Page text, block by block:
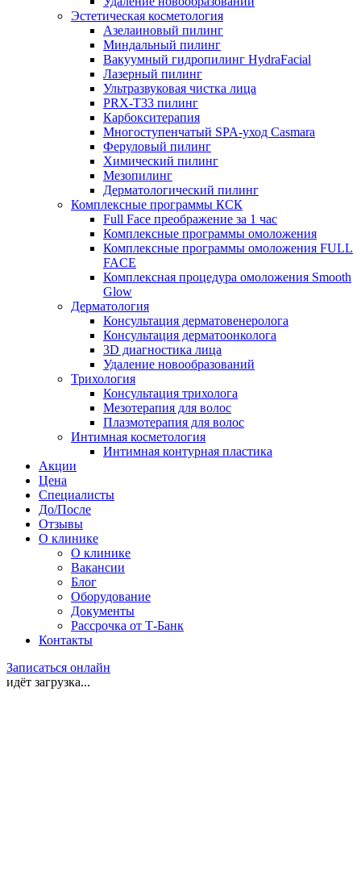
Эстетическая косметология
Азелаиновый пилинг
Миндальный пилинг
Вакуумный гидропилинг HydraFacial
Лазерный пилинг
Ультразвуковая чистка лица
PRX-T33 пилинг
Карбокситерапия
Многоступенчатый SPA-уход Сasmara
Феруловый пилинг
Химический пилинг
Мезопилинг
Дерматологический пилинг
Комплексные программы КСК
Full Face преображение за 1 час
Комплексные программы омоложения
Комплексные программы омоложения FULL
FACE
Комплексная процедура омоложения Smooth
Glow
Дерматология
Консультация дерматовенеролога
Консультация дерматоонколога
3D диагностика лица
Удаление новообразований
Трихология
Консультация трихолога
Мезотерапия для волос
Плазмотерапия для волос
Интимная косметология
Интимная контурная пластика
Акции
Цена
Специалисты
До/После
Отзывы
О клинике
О клинике
Вакансии
Блог
Оборудование
Документы
Рассрочка от Т-Банк
Контакты
Записаться онлайн
идёт загрузка...